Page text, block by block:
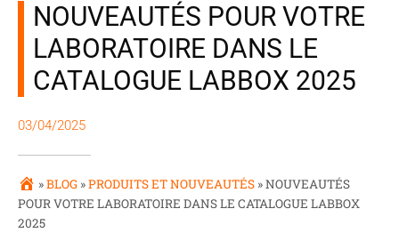
NOUVEAUTÉS POUR VOTRE
LABORATOIRE DANS LE
CATALOGUE LABBOX 2025
03/04/2025
»BLOG »PRODUITS ET NOUVEAUTÉS »NOUVEAUTÉS
POUR VOTRE LABORATOIRE DANS LE CATALOGUE LABBOX
2025